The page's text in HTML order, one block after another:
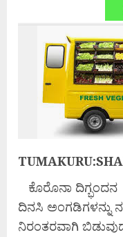
ಕೊರೊನಾ
ದಿನಸಿ ಅಂಗಡಿಗಳನ್ನು
ನಿರಂತರವಾಗಿ